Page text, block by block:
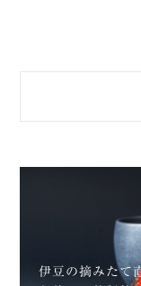
伊豆の摘みたて